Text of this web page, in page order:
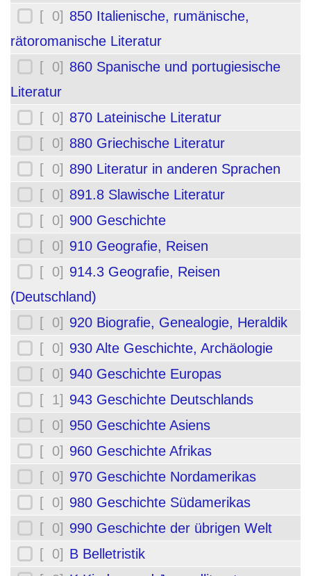
[ 0] 850 Italienische, rumänische,
rätoromanische Literatur
[ 0] 860 Spanische und portugiesische
Literatur
[ 0] 870 Lateinische Literatur
[ 0] 880 Griechische Literatur
[ 0] 890 Literatur in anderen Sprachen
[ 0] 891.8 Slawische Literatur
[ 0] 900 Geschichte
[ 0] 910 Geografie, Reisen
[ 0] 914.3 Geografie, Reisen
(Deutschland)
[ 0] 920 Biografie, Genealogie, Heraldik
[ 0] 930 Alte Geschichte, Archäologie
[ 0] 940 Geschichte Europas
[ 1] 943 Geschichte Deutschlands
[ 0] 950 Geschichte Asiens
[ 0] 960 Geschichte Afrikas
[ 0] 970 Geschichte Nordamerikas
[ 0] 980 Geschichte Südamerikas
[ 0] 990 Geschichte der übrigen Welt
[ 0] B Belletristik